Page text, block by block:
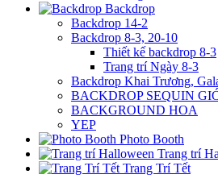
Backdrop
Backdrop 14-2
Backdrop 8-3, 20-10
Thiết kế backdrop 8-3
Trang trí Ngày 8-3
Backdrop Khai Trương,
BACKDROP SEQUIN
BACKGROUND HOA
YEP
Photo Booth
Trang trí
Trang Trí Tết